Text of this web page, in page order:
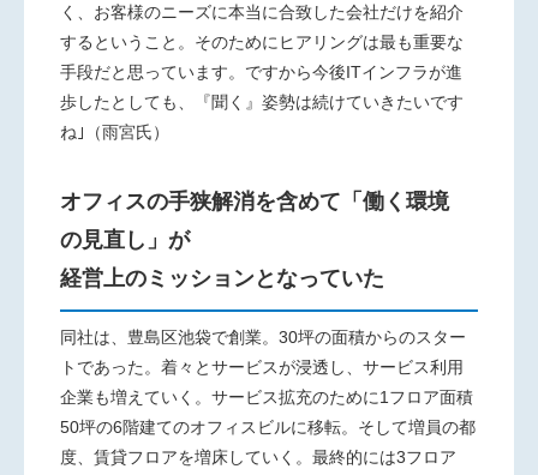
く、お客様のニーズに本当に合致した会社だけを紹介
するということ。そのためにヒアリングは最も重要な
手段だと思っています。ですから今後ITインフラが進
歩したとしても、『聞く』姿勢は続けていきたいです
ね｣（雨宮氏）
オフィスの手狭解消を含めて「働く環境
の見直し」が
経営上のミッションとなっていた
同社は、豊島区池袋で創業。 30坪の面積からのスター
トであった。着々とサービスが浸透し、サービス利用
企業も増えていく。サービス拡充のために1 フロア面積
50坪の6階建てのオフィスビルに移転。そして増員の都
度、賃貸フロアを増床していく。最終的には3フロア